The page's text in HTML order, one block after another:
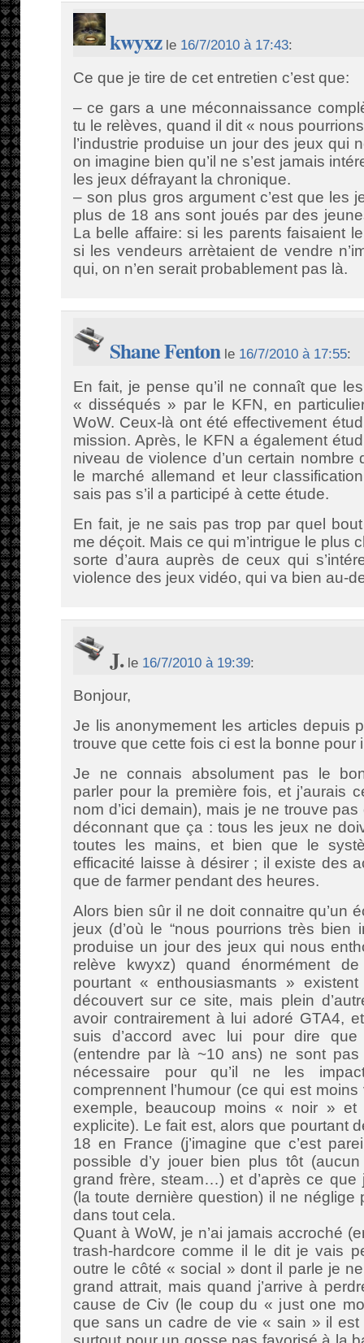
kwyxzle 16/7/2010 à 17:43:
Ce que je tire de cet entretien c’est que:
– ce gars a une méconnaissance
tu le relèves, quand il dit « nous
l’industrie produise un jour des jeux qui
on imagine bien qu’il ne s’est jamais
les jeux défrayant la chronique.
– son plus gros argument c’est que les
plus de 18 ans sont joués par des
La belle affaire: si les parents faisaient
si les vendeurs arrètaient de vendre
qui, on n’en serait probablement pas là.
Shane Fentonle 16/7/2010 à 17:55:
En fait, je pense qu’il ne connaît que
« disséqués » par le KFN, en
WoW. Ceux-là ont été effectivement
mission. Après, le KFN a également
niveau de violence d’un certain nombre
le marché allemand et leur
sais pas s’il a participé à cette étude.
En fait, je ne sais pas trop par quel
me déçoit. Mais ce qui m’intrigue le plus
sorte d’aura auprès de ceux qui
violence des jeux vidéo, qui va bien au-
J.le 16/7/2010 à 19:39:
Bonjour,
Je lis anonymement les articles depuis
trouve que cette fois ci est la bonne pour
Je ne connais absolument pas le
parler pour la première fois, et j’aurais
nom d’ici demain), mais je ne trouve
déconnant que ça : tous les jeux ne
toutes les mains, et bien que le
efficacité laisse à désirer ; il existe des
que de farmer pendant des heures.
Alors bien sûr il ne doit connaitre qu’un
jeux (d’où le “nous pourrions très bien
produise un jour des jeux qui nous
relève kwyxz) quand énormément
pourtant « enthousiasmants »
découvert sur ce site, mais plein
avoir contrairement à lui adoré GTA4,
suis d’accord avec lui pour dire
(entendre par là ~10 ans) ne sont
nécessaire pour qu’il ne les
comprennent l’humour (ce qui est
exemple, beaucoup moins « noir »
explicite). Le fait est, alors que pourtant
18 en France (j’imagine que c’est
possible d’y jouer bien plus tôt
grand frère, steam…) et d’après ce que
(la toute dernière question) il ne néglige
dans tout cela.
Quant à WoW, je n’ai jamais accroché
trash-hardcore comme il le dit je vais
outre le côté « social » dont il parle je
grand attrait, mais quand j’arrive à
cause de Civ (le coup du « just one
que sans un cadre de vie « sain » il